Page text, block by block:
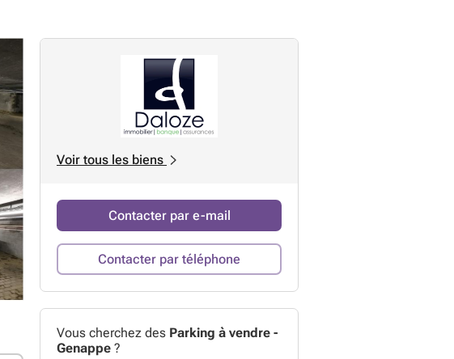
Voir tous les biens
Contacter par e-mail
Contacter par téléphone
Vous cherchez des Parking à vendre -
Genappe ?